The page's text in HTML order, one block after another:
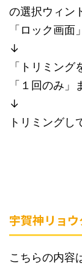
の選択ウィン
「ロック画面
↓
「トリミング
「１回のみ
↓
トリミングし
宇賀神リョ
こちらの内容